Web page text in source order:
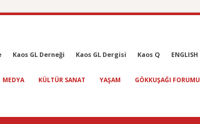
Kaos GL Derneği Kaos GL Dergisi Kaos Q ENGLISH
MEDYA KÜLTÜR SANAT YAŞAM GÖKKUŞAĞI FORUMU